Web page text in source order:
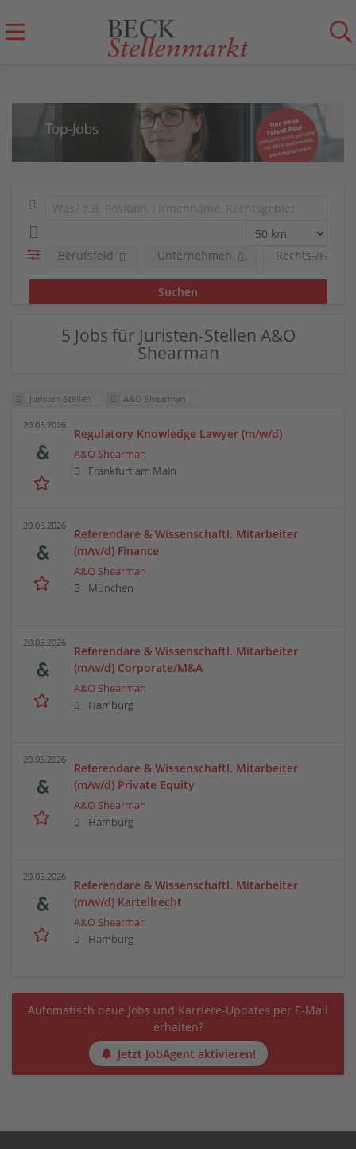
Berufsfeld Rechts-/
Unternehmen
5 Jobs für Juristen-Stellen A&O
Shearman
Juristen-Stellen A&O Shearman
20.05.2026
Regulatory Knowledge Lawyer (m/w/d)
A&O Shearman
Frankfurt am Main
20.05.2026
Referendare & Wissenschaftl. Mitarbeiter
(m/w/d) Finance
A&O Shearman
München
20.05.2026
Referendare & Wissenschaftl. Mitarbeiter
(m/w/d) Corporate/M&A
A&O Shearman
Hamburg
20.05.2026
Referendare & Wissenschaftl. Mitarbeiter
(m/w/d) Private Equity
A&O Shearman
Hamburg
20.05.2026
Referendare & Wissenschaftl. Mitarbeiter
(m/w/d) Kartellrecht
A&O Shearman
Hamburg
Automatisch neue Jobs und Karriere-Updates per E-Mail
erhalten?
Jetzt JobAgent aktivieren!